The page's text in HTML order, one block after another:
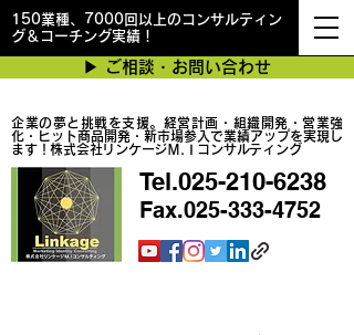
150業種、7000回以上のコンサルティン
グ＆コーチング実績！
企業の夢と挑戦を支援。経営計画・組織開発・営業強
化・ヒット商品開発・新市場参入で業績アップを実現し
ます！株式会社リンケージＭ.Ｉコンサルティング
▶︎ ご相談・お問い合わせ
Tel.025-210-6238
Fax.025-333-4752